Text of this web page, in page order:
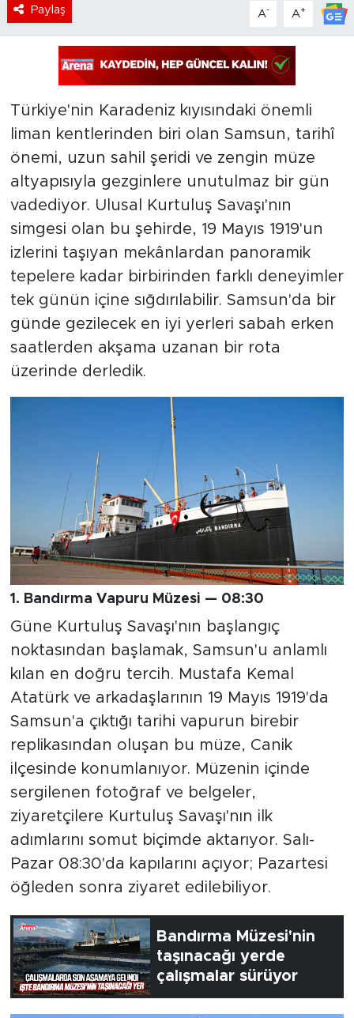
Paylaş A- A+
Türkiye'nin Karadeniz kıyısındaki önemli
liman kentlerinden biri olan Samsun, tarihî
önemi, uzun sahil şeridi ve zengin müze
altyapısıyla gezginlere unutulmaz bir gün
vadediyor. Ulusal Kurtuluş Savaşı'nın
simgesi olan bu şehirde, 19 Mayıs 1919'un
izlerini taşıyan mekânlardan panoramik
tepelere kadar birbirinden farklı deneyimler
tek günün içine sığdırılabilir. Samsun'da bir
günde gezilecek en iyi yerleri sabah erken
saatlerden akşama uzanan bir rota
üzerinde derledik.
1. Bandırma Vapuru Müzesi — 08:30
Güne Kurtuluş Savaşı'nın başlangıç
noktasından başlamak, Samsun'u anlamlı
kılan en doğru tercih. Mustafa Kemal
Atatürk ve arkadaşlarının 19 Mayıs 1919'da
Samsun'a çıktığı tarihi vapurun birebir
replikasından oluşan bu müze, Canik
ilçesinde konumlanıyor. Müzenin içinde
sergilenen fotoğraf ve belgeler,
ziyaretçilere Kurtuluş Savaşı'nın ilk
adımlarını somut biçimde aktarıyor. Salı-
Pazar 08:30'da kapılarını açıyor; Pazartesi
öğleden sonra ziyaret edilebiliyor.
Bandırma Müzesi'nin
taşınacağı yerde
çalışmalar sürüyor